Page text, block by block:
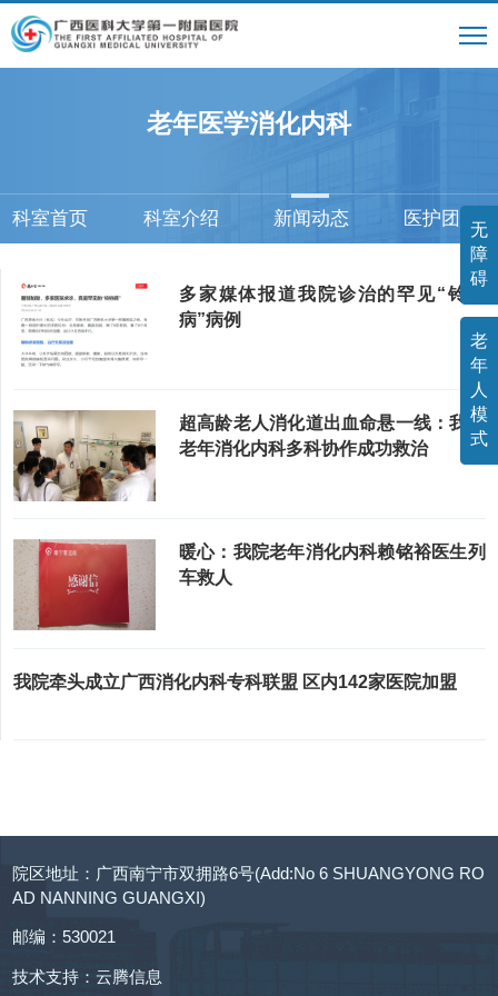
无
障
碍
老
年
人
模
式
老年医学消化内科
科室首页 科室介绍 新闻动态 医护团队
多家媒体报道我院诊治的罕见“铃铛
病”病例
超高龄老人消化道出血命悬一线：我院
老年消化内科多科协作成功救治
暖心：我院老年消化内科赖铭裕医生列
车救人
我院牵头成立广西消化内科专科联盟 区内142家医院加盟
院区地址：广西南宁市双拥路6号(Add:No 6 SHUANGYONG RO
AD NANNING GUANGXI)
邮编：530021
技术支持：云腾信息